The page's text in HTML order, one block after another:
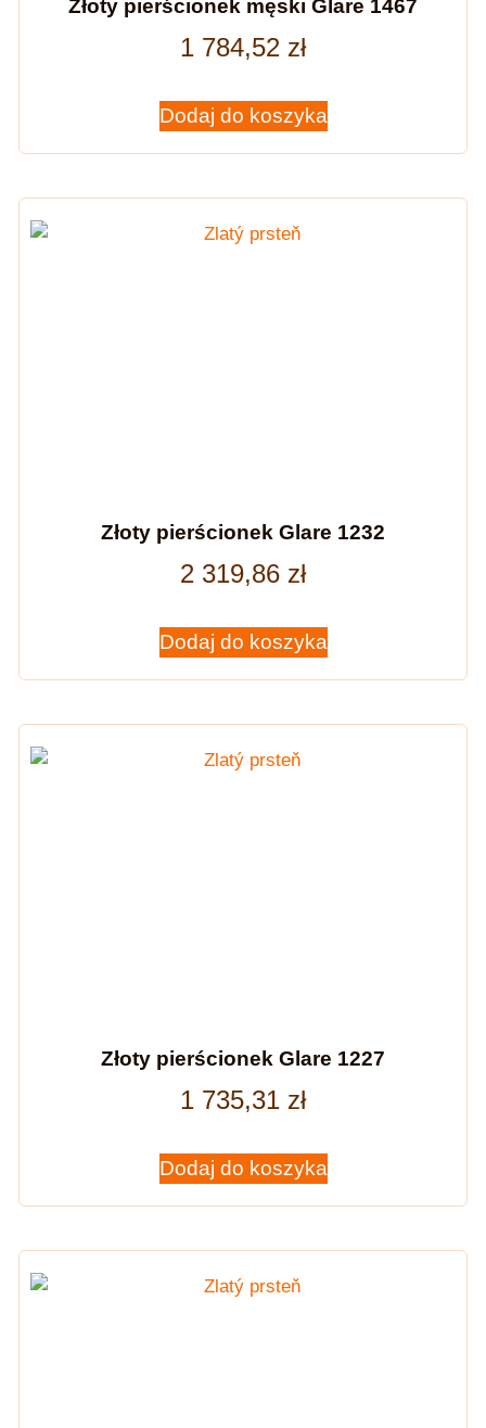
Złoty pierścionek męski Glare 1467
1 784,52 zł
Dodaj do koszyka
Złoty pierścionek Glare 1232
2 319,86 zł
Dodaj do koszyka
Złoty pierścionek Glare 1227
1 735,31 zł
Dodaj do koszyka